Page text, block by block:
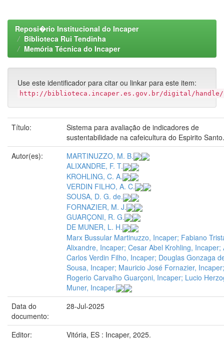
Reposi�rio Institucional do Incaper
Biblioteca Rui Tendinha
Memória Técnica do Incaper
Use este identificador para citar ou linkar para este item:
http://biblioteca.incaper.es.gov.br/digital/handle/
Título:
Sistema para avaliação de indicadores de
sustentabilidade na cafeicultura do Espirito Santo.
Autor(es):
MARTINUZZO, M. B.
ALIXANDRE, F. T.
KROHLING, C. A.
VERDIN FILHO, A. C.
SOUSA, D. G. de.
FORNAZIER, M. J.
GUARÇONI, R. G.
DE MUNER, L. H.
Marx Bussular Martinuzzo, Incaper; Fabiano
Alixandre, Incaper; Cesar Abel Krohling, Incaper;
Carlos Verdin Filho, Incaper; Douglas Gonzaga
Sousa, Incaper; Mauricio José Fornazier, Incaper;
Rogerio Carvalho Guarçoni, Incaper; Lucio
Muner, Incaper.
Data do
documento:
28-Jul-2025
Editor:
Vitória, ES : Incaper, 2025.